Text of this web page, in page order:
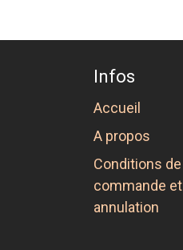
Infos
Accueil
A propos
Conditions de
commande et
annulation